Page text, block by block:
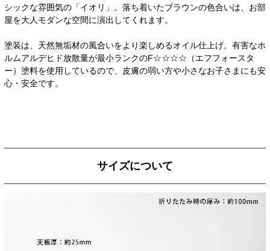
シックな雰囲気の「イオリ」。落ち着いたブラウンの色合いは、お部
屋を大人モダンな空間に演出してくれます。
塗装は、天然無垢材の風合いをより楽しめるオイル仕上げ。有害なホ
ルムアルデヒド放散量が最小ランクのF☆☆☆☆（エフフォースタ
ー）塗料を使用しているので、皮膚の弱い方や小さなお子さまにも安
心・安全です。
サイズについて